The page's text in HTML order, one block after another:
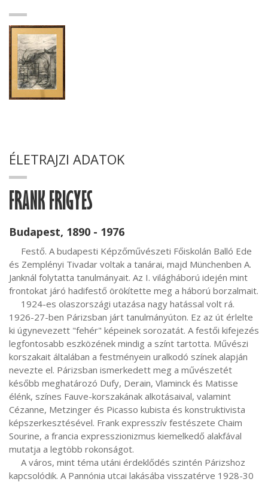
ÉLETRAJZI ADATOK
FRANK FRIGYES
Budapest, 1890 - 1976
és Zemplényi Tivadar voltak a tanárai, majd Münchenben A.
Janknál folytatta tanulmányait. Az I. világháború idején mint
frontokat járó hadifestő örökítette meg a háború borzalmait.
1926-27-ben Párizsban járt tanulmányúton. Ez az út érlelte
ki úgynevezett "fehér" képeinek sorozatát. A festői kifejezés
legfontosabb eszközének mindig a színt tartotta. Művészi
korszakait általában a festményein uralkodó színek alapján
nevezte el. Párizsban ismerkedett meg a művészetét
később meghatározó Dufy, Derain, Vlaminck és Matisse
élénk, színes Fauve-korszakának alkotásaival, valamint
Cézanne, Metzinger és Picasso kubista és konstruktivista
képszerkesztésével. Frank expresszív festészete Chaim
Sourine, a francia expresszionizmus kiemelkedő alakfával
mutatja a legtöbb rokonságot.
kapcsolódik. A Pannónia utcai lakásába visszatérve 1928-30